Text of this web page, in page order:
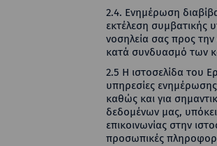
2.4. Ενημέρωση
εκτέλεση
νοσηλεία σας προς
κατά συνδυασμό των
2.5 Η ιστοσελίδα του
υπηρεσίες
καθώς και για
δεδομένων μας,
επικοινωνίας στην
προσωπικές